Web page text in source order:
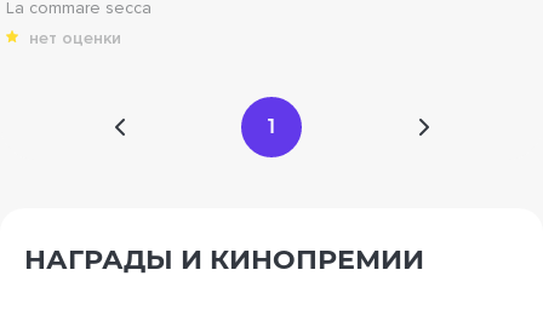
La commare secca
нет оценки
1
НАГРАДЫ И КИНОПРЕМИИ